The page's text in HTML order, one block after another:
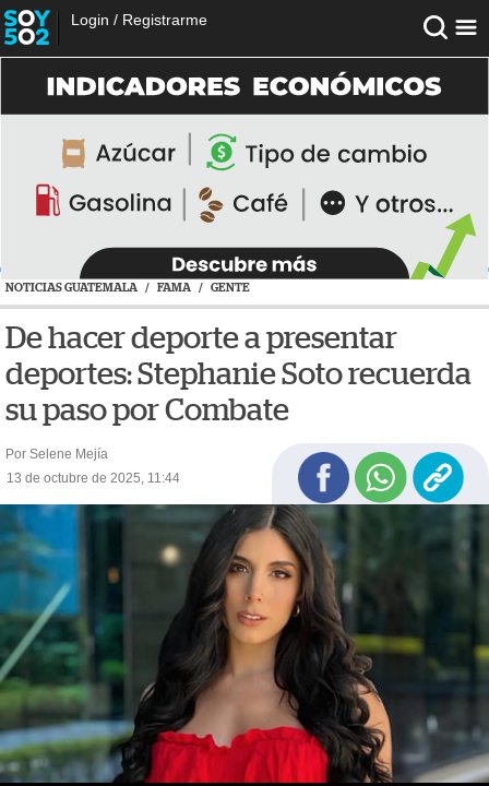
Login / Registrarme
NOTICIAS GUATEMALA / FAMA / GENTE
De hacer deporte a presentar
deportes: Stephanie Soto recuerda
su paso por Combate
Por Selene Mejía
13 de octubre de 2025, 11:44